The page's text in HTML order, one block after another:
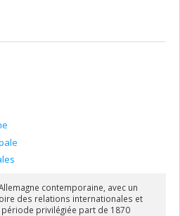
contemporaine, avec un
des relations internationales et
privilégiée part de 1870